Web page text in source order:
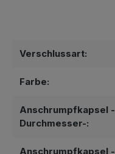
Verschlussart:
Farbe:
Anschrumpfkapsel -
Durchmesser-:
Anschrumpfkapsel -